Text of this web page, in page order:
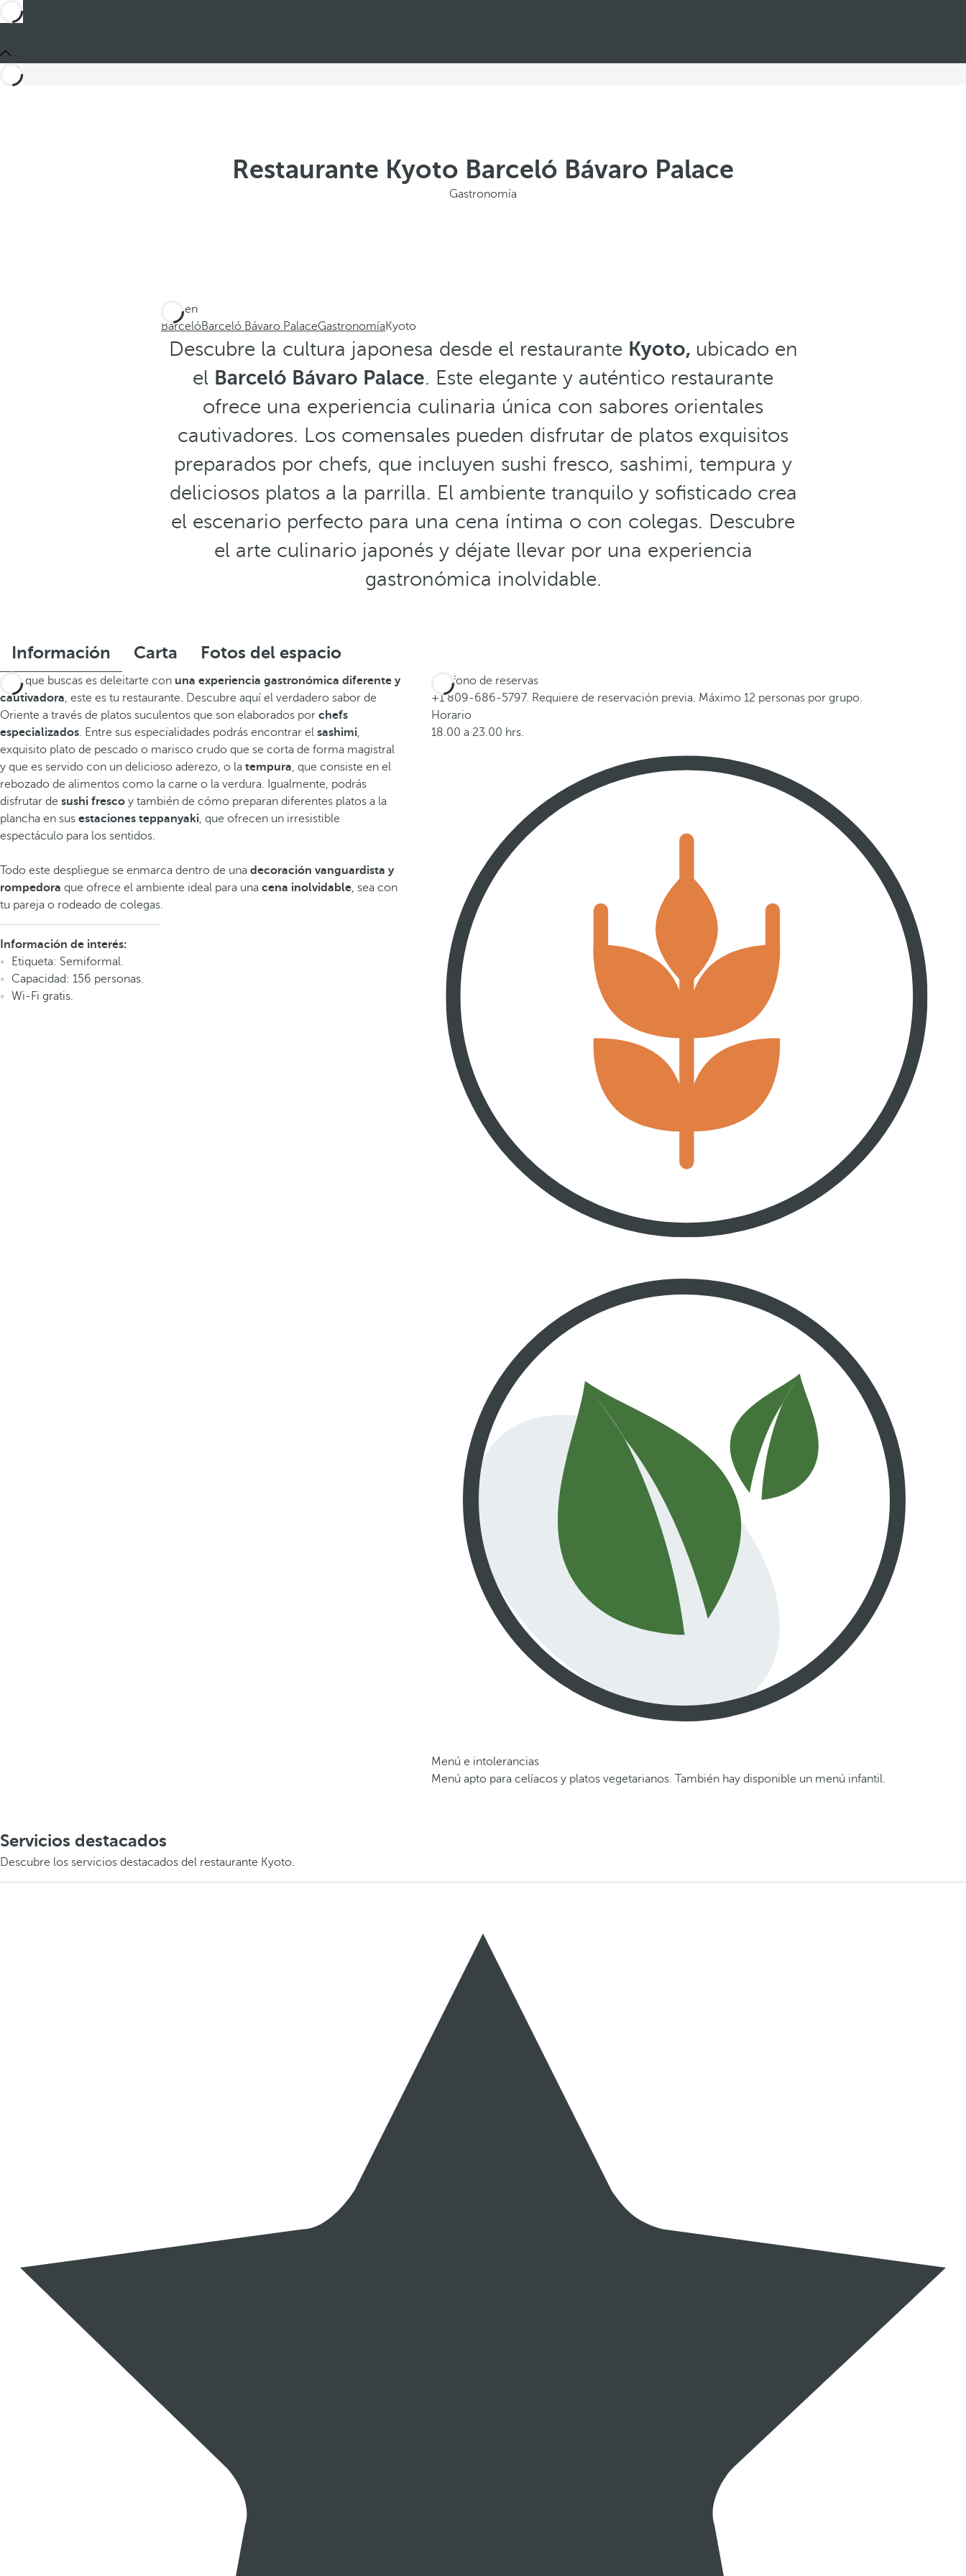
Restaurante Kyoto Barceló Bávaro Palace
Gastronomía
Está en
BarcelóBarceló Bávaro PalaceGastronomíaKyoto
Descubre la cultura japonesa desde el restaurante Kyoto, ubicado en
el Barceló Bávaro Palace. Este elegante y auténtico restaurante
ofrece una experiencia culinaria única con sabores orientales
cautivadores. Los comensales pueden disfrutar de platos exquisitos
preparados por chefs, que incluyen sushi fresco, sashimi, tempura y
deliciosos platos a la parrilla. El ambiente tranquilo y sofisticado crea
el escenario perfecto para una cena íntima o con colegas. Descubre
el arte culinario japonés y déjate llevar por una experiencia
gastronómica inolvidable.
Información Carta Fotos del espacio
Si lo que buscas es deleitarte con una experiencia gastronómica diferente y
cautivadora, este es tu restaurante. Descubre aquí el verdadero sabor de
Oriente a través de platos suculentos que son elaborados por chefs
especializados. Entre sus especialidades podrás encontrar el sashimi,
exquisito plato de pescado o marisco crudo que se corta de forma magistral
y que es servido con un delicioso aderezo, o la tempura, que consiste en el
rebozado de alimentos como la carne o la verdura. Igualmente, podrás
disfrutar de sushi fresco y también de cómo preparan diferentes platos a la
plancha en sus estaciones teppanyaki, que ofrecen un irresistible
espectáculo para los sentidos.
Todo este despliegue se enmarca dentro de una decoración vanguardista y
rompedora que ofrece el ambiente ideal para una cena inolvidable, sea con
tu pareja o rodeado de colegas.
Información de interés:
Etiqueta: Semiformal.
Capacidad: 156 personas.
Wi-Fi gratis.
Teléfono de reservas
+1 809-686-5797. Requiere de reservación previa. Máximo 12 personas por grupo.
Horario
18.00 a 23.00 hrs.
Menú e intolerancias
Menú apto para celíacos y platos vegetarianos. También hay disponible un menú infantil.
Servicios destacados
Descubre los servicios destacados del restaurante Kyoto.